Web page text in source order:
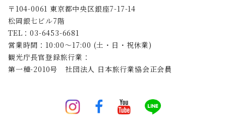
〒104-0061 東京都中央区銀座7-17-14
松岡銀七ビル7階
TEL：03-6453-6681
営業時間：10:00〜17:00 (土・日・祝休業)
観光庁長官登録旅行業：
第一種-2010号 社団法人 日本旅行業協会正会員